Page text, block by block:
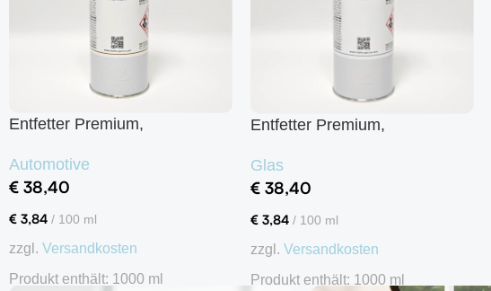
Entfetter Premium,
Automotive
€ 38,40
€ 3,84 / 100 ml
zzgl. Versandkosten
Produkt enthält: 1000 ml
Entfetter Premium,
Glas
€38,40
€3,84/ 100 ml
zzgl. Versandkosten
Produkt enthält: 1000 ml